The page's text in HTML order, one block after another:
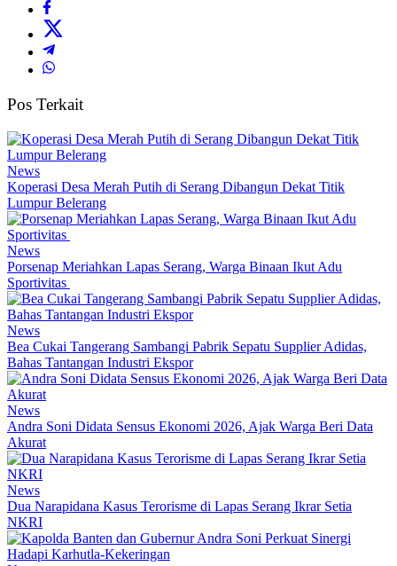
Pos Terkait
News
Koperasi Desa Merah Putih di Serang Dibangun Dekat Titik
Lumpur Belerang
News
Porsenap Meriahkan Lapas Serang, Warga Binaan Ikut Adu
Sportivitas
News
Bea Cukai Tangerang Sambangi Pabrik Sepatu Supplier Adidas,
Bahas Tantangan Industri Ekspor
News
Andra Soni Didata Sensus Ekonomi 2026, Ajak Warga Beri Data
Akurat
News
Dua Narapidana Kasus Terorisme di Lapas Serang Ikrar Setia
NKRI